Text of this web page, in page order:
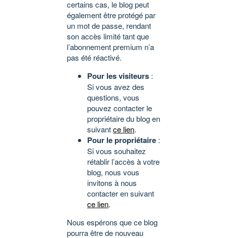
certains cas, le blog peut
également être protégé par
un mot de passe, rendant
son accès limité tant que
l’abonnement premium n’a
pas été réactivé.
Pour les visiteurs :
Si vous avez des
questions, vous
pouvez contacter le
propriétaire du blog en
suivantce lien.
Pour le propriétaire :
Si vous souhaitez
rétablir l’accès à votre
blog, nous vous
invitons à nous
contacter en suivant
ce lien.
Nous espérons que ce blog
pourra être de nouveau